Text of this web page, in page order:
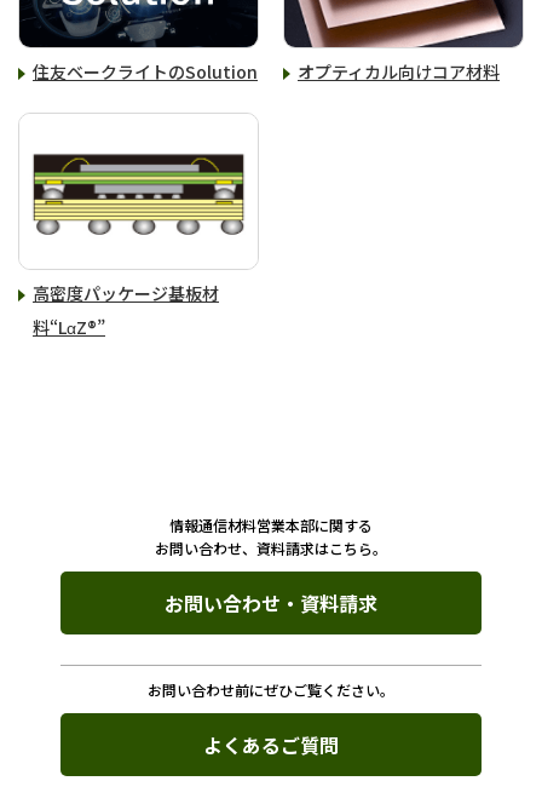
住友ベークライトのSolution オプティカル向けコア材料
高密度パッケージ基板材
料“LαZ®”
情報通信材料営業本部に関する
お問い合わせ、資料請求はこちら。
お問い合わせ・資料請求
お問い合わせ前にぜひご覧ください。
よくあるご質問